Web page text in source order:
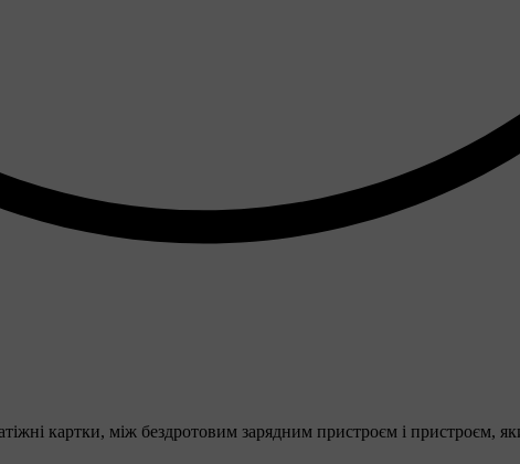
картки, між бездротовим зарядним пристроєм і пристроєм,